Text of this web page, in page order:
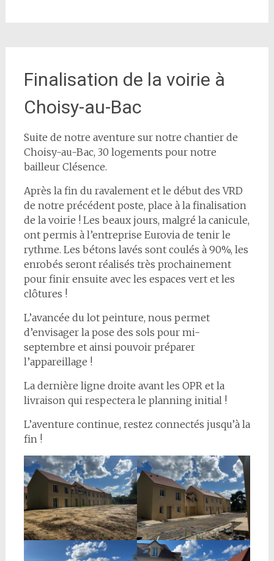
Finalisation de la voirie à
Choisy-au-Bac
Suite de notre aventure sur notre chantier de
Choisy-au-Bac, 30 logements pour notre
bailleur Clésence.
Après la fin du ravalement et le début des VRD
de notre précédent poste, place à la finalisation
de la voirie ! Les beaux jours, malgré la canicule,
ont permis à l’entreprise Eurovia de tenir le
rythme. Les bétons lavés sont coulés à 90%, les
enrobés seront réalisés très prochainement
pour finir ensuite avec les espaces vert et les
clôtures !
L’avancée du lot peinture, nous permet
d’envisager la pose des sols pour mi-
septembre et ainsi pouvoir préparer
l’appareillage !
La dernière ligne droite avant les OPR et la
livraison qui respectera le planning initial !
L’aventure continue, restez connectés jusqu’à la
fin !